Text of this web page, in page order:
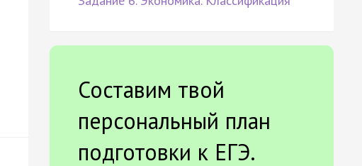
Составим твой
персональный план
подготовки к ЕГЭ.